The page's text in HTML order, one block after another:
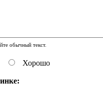
обычный текст.
Хорошо